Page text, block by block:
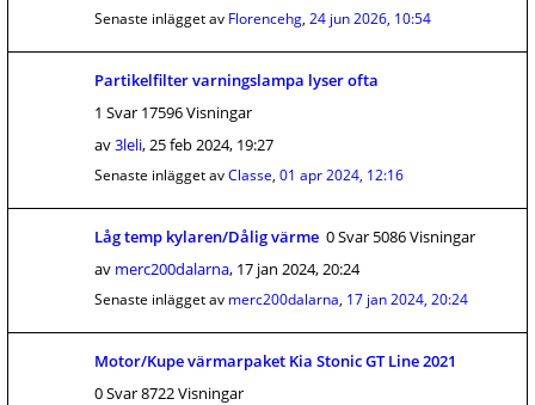
Senaste inlägget av Florencehg, 24 jun 2026, 10:54
Partikelfilter varningslampa lyser ofta
1 Svar 17596 Visningar
av3leli,25 feb 2024, 19:27
Senaste inlägget avClasse, 01 apr 2024, 12:16
Låg temp kylaren/Dålig värme 0 Svar 5086 Visningar
av merc200dalarna, 17 jan 2024, 20:24
Senaste inlägget av merc200dalarna, 17 jan 2024, 20:24
Motor/Kupe värmarpaket Kia Stonic GT Line 2021
0 Svar 8722 Visningar